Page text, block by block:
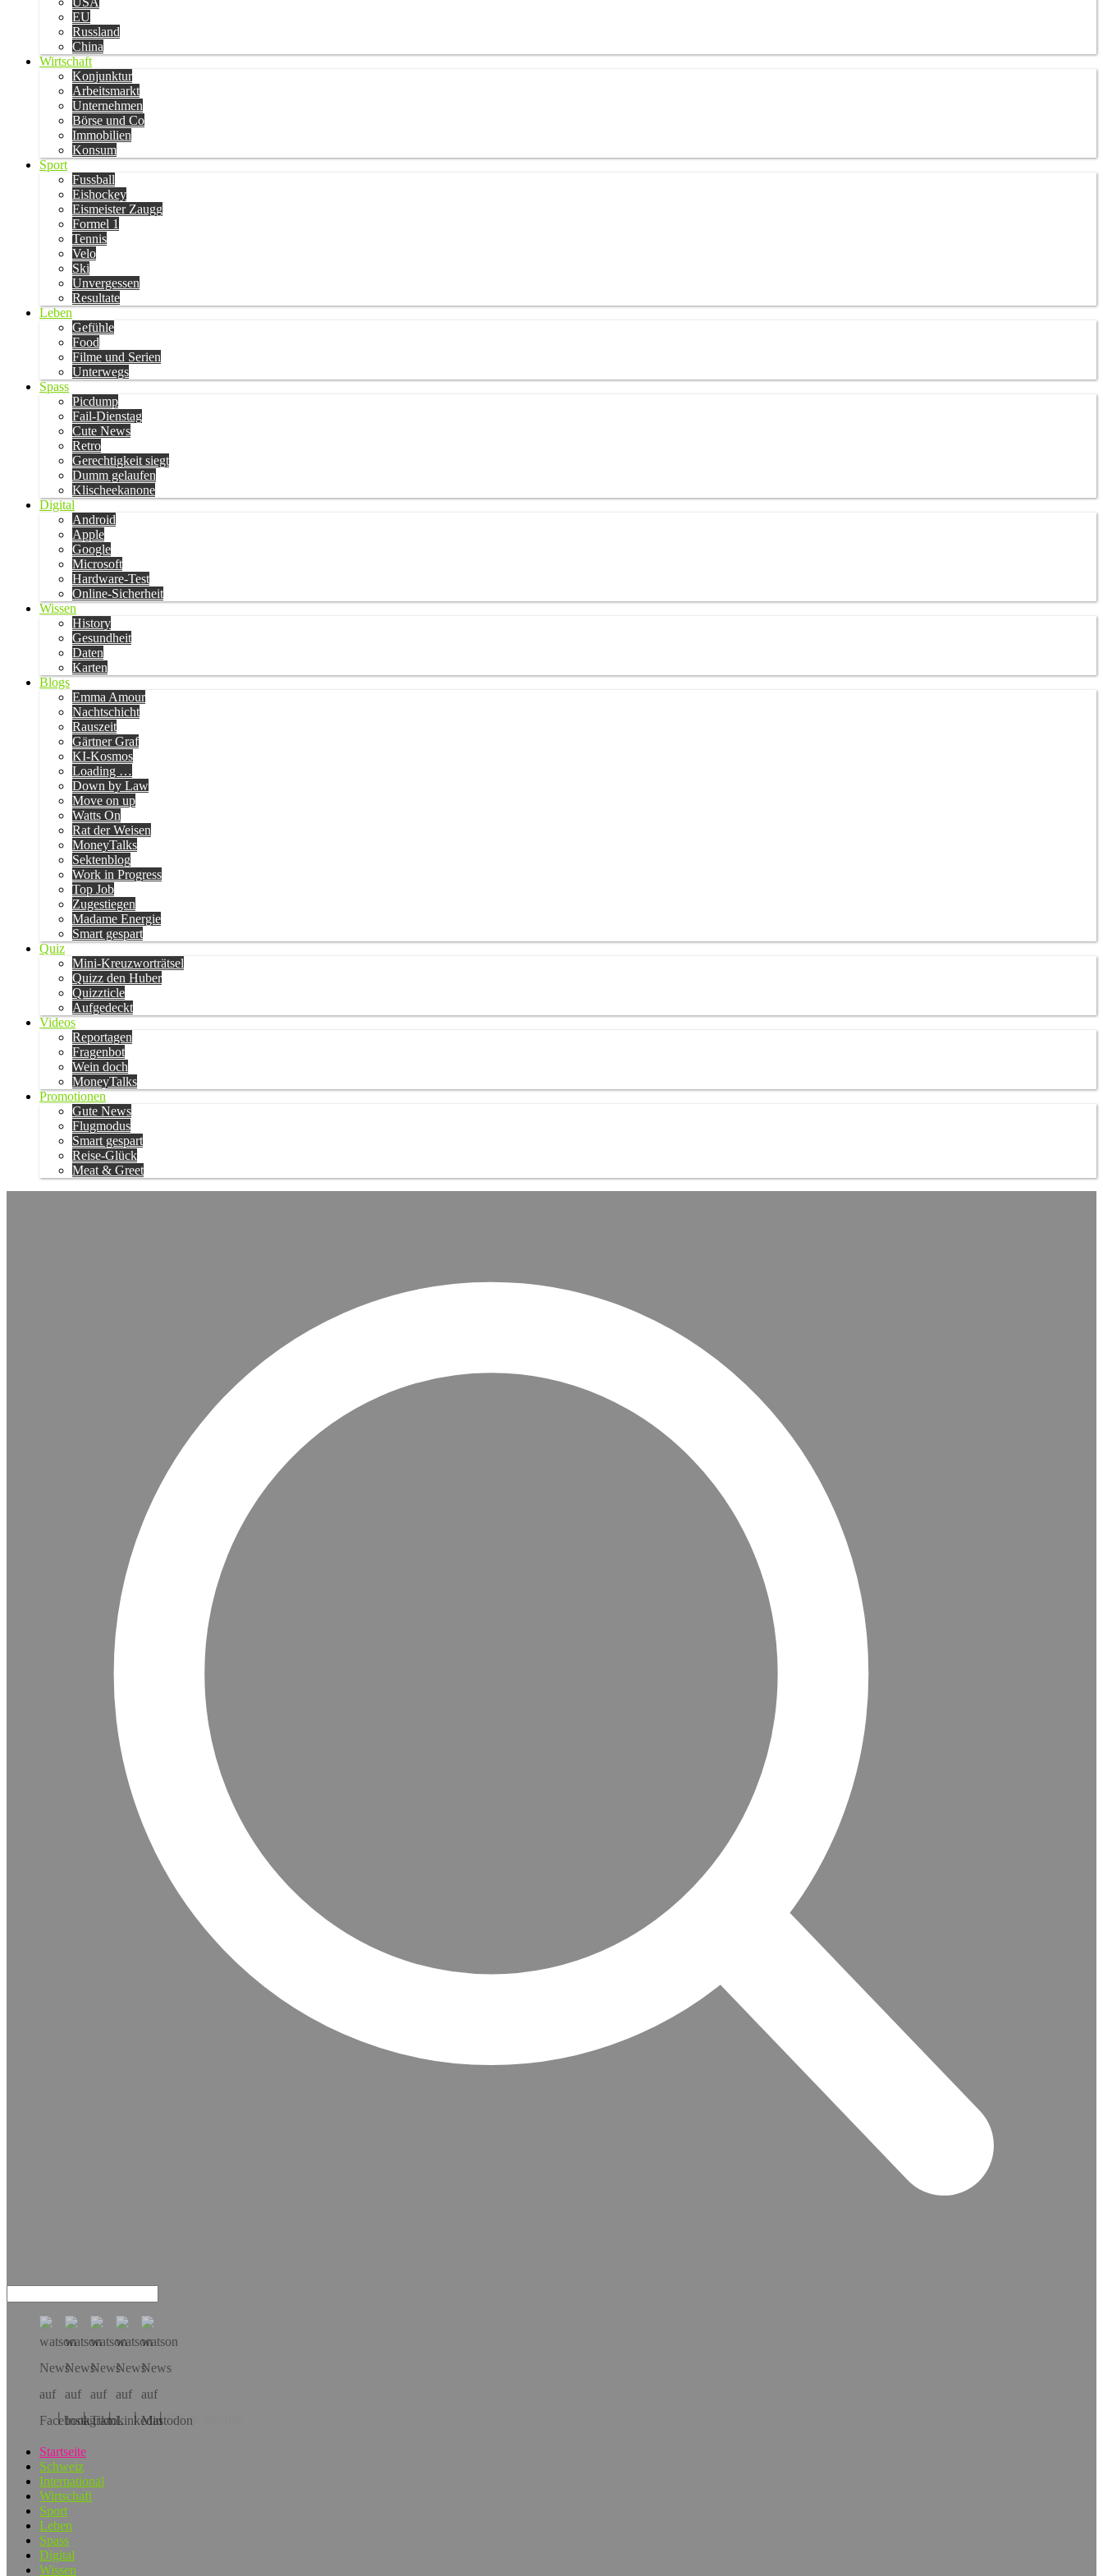
EU
Russland
China
Wirtschaft
Konjunktur
Arbeitsmarkt
Unternehmen
Börse und Co
Immobilien
Konsum
Sport
Fussball
Eishockey
Eismeister Zaugg
Formel 1
Tennis
Velo
Ski
Unvergessen
Resultate
Leben
Gefühle
Food
Filme und Serien
Unterwegs
Spass
Picdump
Fail-Dienstag
Cute News
Retro
Gerechtigkeit siegt
Dumm gelaufen
Klischeekanone
Digital
Android
Apple
Google
Microsoft
Hardware-Test
Online-Sicherheit
Wissen
History
Gesundheit
Daten
Karten
Blogs
Emma Amour
Nachtschicht
Rauszeit
Gärtner Graf
KI-Kosmos
Loading …
Down by Law
Move on up
Watts On
Rat der Weisen
MoneyTalks
Sektenblog
Work in Progress
Top Job
Zugestiegen
Madame Energie
Smart gespart
Quiz
Mini-Kreuzworträtsel
Quizz den Huber
Quizzticle
Aufgedeckt
Videos
Reportagen
Fragenbot
Wein doch
MoneyTalks
Promotionen
Gute News
Flugmodus
Smart gespart
Reise-Glück
Meat & Greet
Hol dir die App!
Startseite
Schweiz
International
Wirtschaft
Sport
Leben
Spass
Digital
Wissen